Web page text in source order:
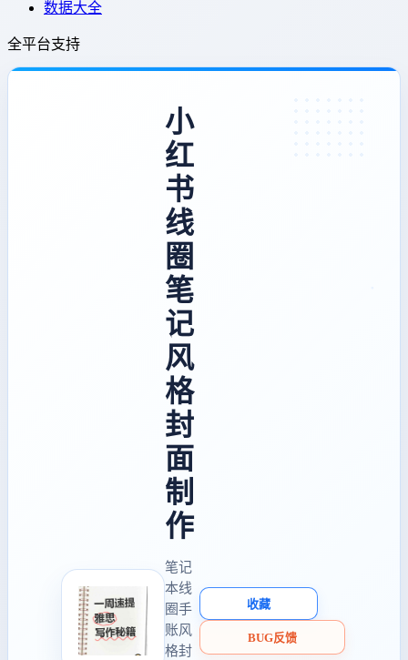
数据大全
全平台支持
小
红
书
线
圈
笔
记
风
格
封
面
制
作
笔记
本线
圈手
账风
格封
收藏
BUG反馈